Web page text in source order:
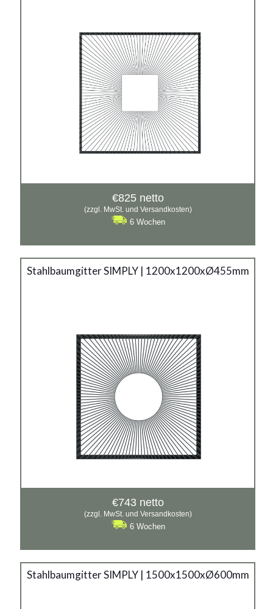
€825 netto
(zzgl. MwSt. und Versandkosten)
6 Wochen
Stahlbaumgitter SIMPLY | 1200x1200xØ455mm
€743 netto
(zzgl. MwSt. und Versandkosten)
6 Wochen
Stahlbaumgitter SIMPLY | 1500x1500xØ600mm